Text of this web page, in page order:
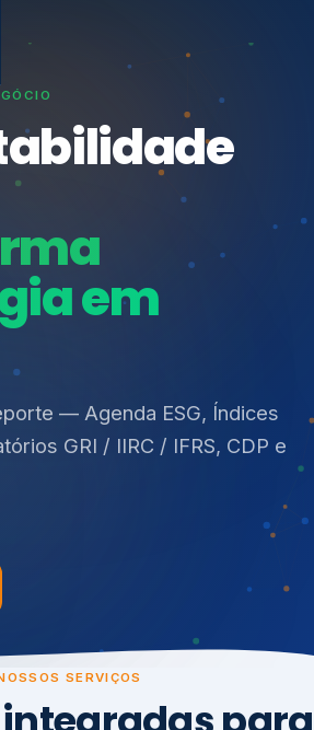
E INTEGRADOS
que
e treinamentos em ISO 27001,
ISO 37001, ISO 9001, ISO
e PNQ — Gestão de
PMGRS).
SERVIÇOS